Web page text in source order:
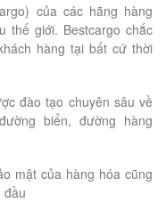
của các hãng hàng
thế giới. Bestcargo chắc
hàng tại bất cứ thời
đào tạo chuyên sâu về
biển, đường hàng
mật của hàng hóa cũng
đầu